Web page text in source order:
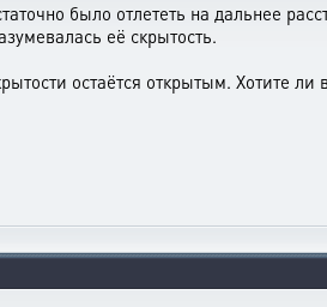
было отлететь на дальнее
её скрытость.
остаётся открытым. Хотите ли